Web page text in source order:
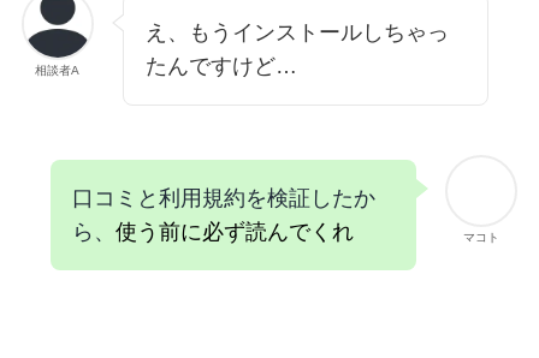
相談者A
え、もうインストールしちゃっ
たんですけど…
マコト
口コミと利用規約を検証したか
ら、 使う前に必ず読んでくれ